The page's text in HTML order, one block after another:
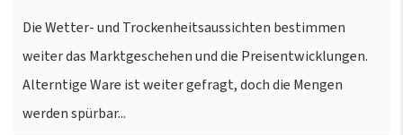
Die Wetter- und Trockenheitsaussichten bestimmen
weiter das Marktgeschehen und die Preisentwicklungen.
Alterntige Ware ist weiter gefragt, doch die Mengen
werden spürbar...